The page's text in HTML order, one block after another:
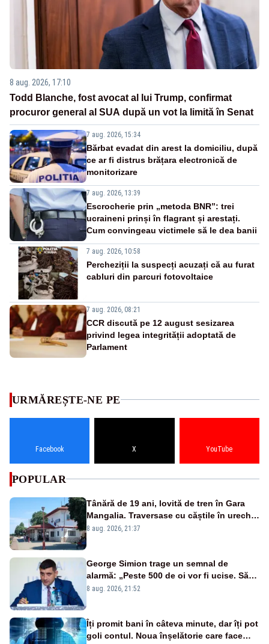
8 aug. 2026, 17:10
Todd Blanche, fost avocat al lui Trump, confirmat
procuror general al SUA după un vot la limită în Senat
7 aug. 2026, 15:34
Bărbat evadat din arest la domiciliu, după
ce ar fi distrus brățara electronică de
monitorizare
7 aug. 2026, 13:39
Escrocherie prin „metoda BNR”: trei
ucraineni prinși în flagrant și arestați.
Cum convingeau victimele să le dea banii
7 aug. 2026, 10:58
Percheziții la suspecți acuzați că au furat
cabluri din parcuri fotovoltaice
7 aug. 2026, 08:21
CCR discută pe 12 august sesizarea
privind legea integrității adoptată de
Parlament
URMĂREȘTE-NE PE
Facebook X YouTube
POPULAR
Tânără de 19 ani, lovită de tren în Gara
Mangalia. Traversase cu căștile în urechi
liniile printr-un loc nepermis
8 aug. 2026, 21:37
George Simion trage un semnal de
alarmă: „Peste 500 de oi vor fi ucise. Să
vedem dacă ciobanii vor fi despăgubiți”
8 aug. 2026, 21:52
Îți promit bani în câteva minute, dar îți pot
goli contul. Noua înșelătorie care face